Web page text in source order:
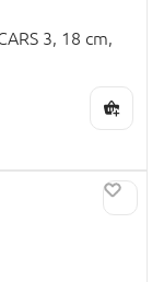
3, 18 cm,